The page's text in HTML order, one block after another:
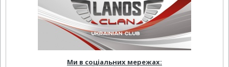
Ми в соціальних мережах: